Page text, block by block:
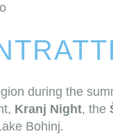
during the
Kranj Night, the
Bohinj.